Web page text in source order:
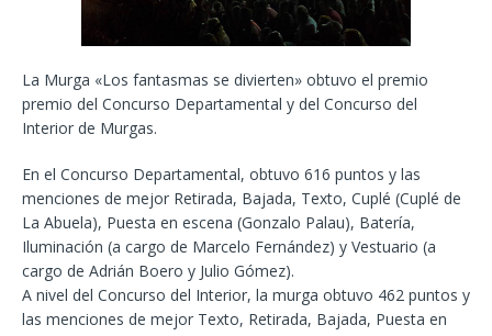
La Murga «Los fantasmas se divierten» obtuvo el premio
premio del Concurso Departamental y del Concurso del
Interior de Murgas.
En el Concurso Departamental, obtuvo 616 puntos y las
menciones de mejor Retirada, Bajada, Texto, Cuplé (Cuplé de
La Abuela), Puesta en escena (Gonzalo Palau), Batería,
Iluminación (a cargo de Marcelo Fernández) y Vestuario (a
cargo de Adrián Boero y Julio Gómez).
A nivel del Concurso del Interior, la murga obtuvo 462 puntos y
las menciones de mejor Texto, Retirada, Bajada, Puesta en